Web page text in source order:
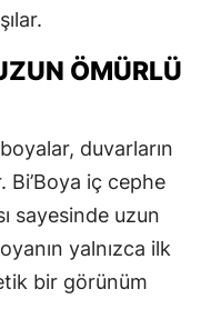
ÖMÜRLÜ
duvarların
iç cephe
sayesinde uzun
yalnızca ilk
bir görünüm